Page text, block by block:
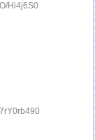
Hi4j6S0